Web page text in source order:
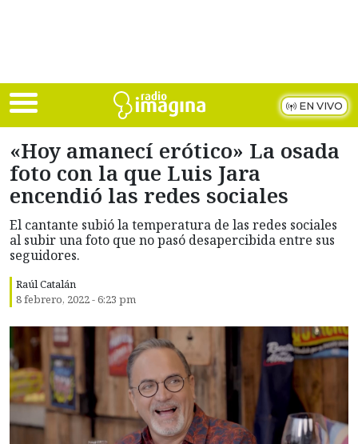
EN VIVO
«Hoy amanecí erótico» La osada
foto con la que Luis Jara
encendió las redes sociales
El cantante subió la temperatura de las redes sociales
al subir una foto que no pasó desapercibida entre sus
seguidores.
Raúl Catalán
8 febrero, 2022 - 6:23 pm